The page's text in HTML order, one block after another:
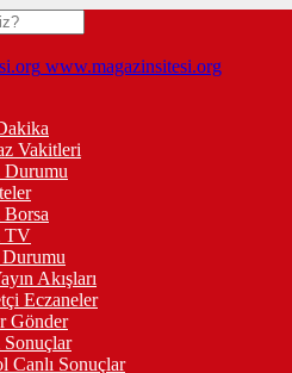
www.magazinsitesi.org
Vakitleri
Durumu
Borsa
TV
Akışları
Eczaneler
Gönder
Sonuçlar
Canlı Sonuçlar